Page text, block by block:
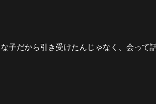
子だから引き受けたんじゃなく、会って